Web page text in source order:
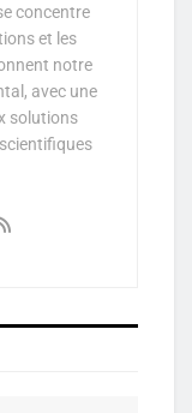
concentre
et les
notre
avec une
solutions